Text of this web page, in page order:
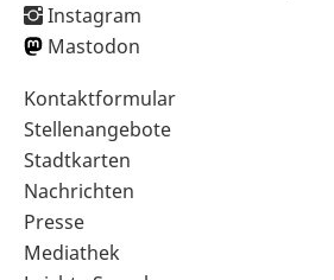
Instagram
Mastodon
Sekundärnavigation
im
Fußbereich
Kontaktformular
Stellenangebote
Stadtkarten
Nachrichten
Presse
Mediathek